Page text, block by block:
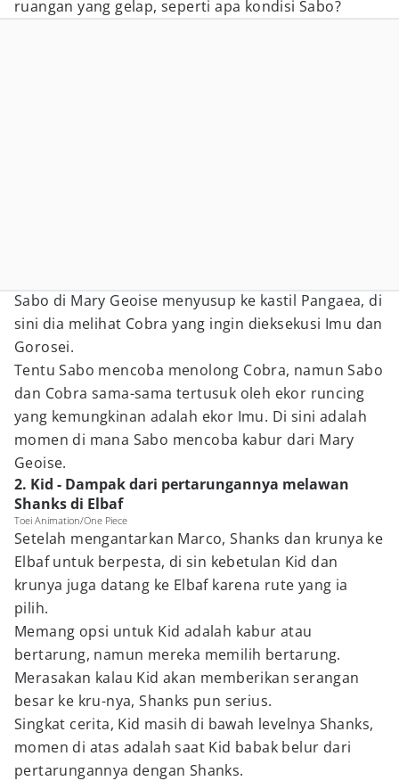
ruangan yang gelap, seperti apa kondisi Sabo?
Sabo di Mary Geoise menyusup ke kastil Pangaea, di
sini dia melihat Cobra yang ingin dieksekusi Imu dan
Gorosei.
Tentu Sabo mencoba menolong Cobra, namun Sabo
dan Cobra sama-sama tertusuk oleh ekor runcing
yang kemungkinan adalah ekor Imu. Di sini adalah
momen di mana Sabo mencoba kabur dari Mary
Geoise.
2. Kid - Dampak dari pertarungannya melawan
Shanks di Elbaf
Toei Animation/One Piece
Setelah mengantarkan Marco, Shanks dan krunya ke
Elbaf untuk berpesta, di sin kebetulan Kid dan
krunya juga datang ke Elbaf karena rute yang ia
pilih.
Memang opsi untuk Kid adalah kabur atau
bertarung, namun mereka memilih bertarung.
Merasakan kalau Kid akan memberikan serangan
besar ke kru-nya, Shanks pun serius.
Singkat cerita, Kid masih di bawah levelnya Shanks,
momen di atas adalah saat Kid babak belur dari
pertarungannya dengan Shanks.